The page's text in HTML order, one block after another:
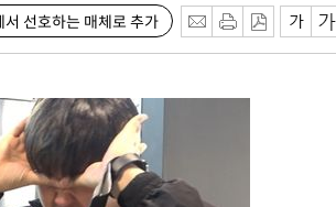
서 선호하는 매체로 추가